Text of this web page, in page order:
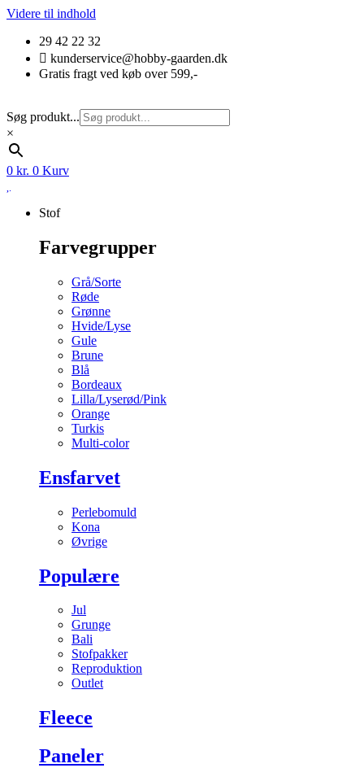
Videre til indhold
29 42 22 32
kunderservice@hobby-gaarden.dk
Gratis fragt ved køb over 599,-
Søg produkt...
×
0 kr. 0 Kurv
Stof
Farvegrupper
Grå/Sorte
Røde
Grønne
Hvide/Lyse
Gule
Brune
Blå
Bordeaux
Lilla/Lyserød/Pink
Orange
Turkis
Multi-color
Ensfarvet
Perlebomuld
Kona
Øvrige
Populære
Jul
Grunge
Bali
Stofpakker
Reproduktion
Outlet
Fleece
Paneler